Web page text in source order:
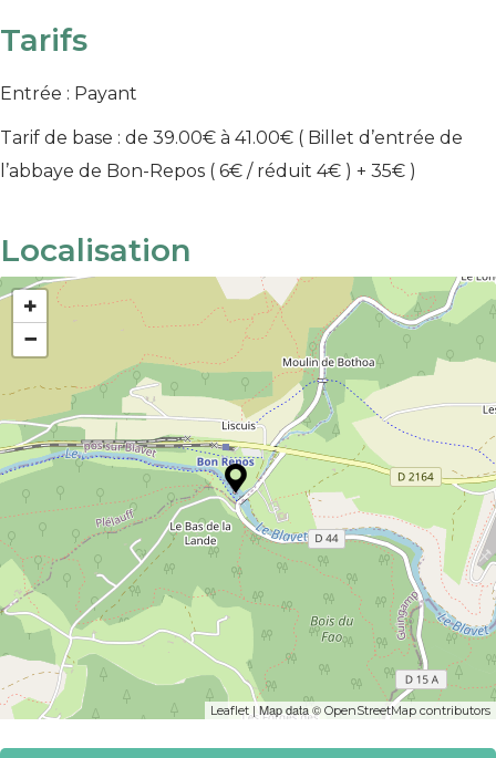
Tarifs
Entrée : Payant
Tarif de base : de 39.00€ à 41.00€ ( Billet d’entrée de
l’abbaye de Bon-Repos ( 6€ / réduit 4€ ) + 35€ )
Localisation
+
−
Leaflet | Map data © OpenStreetMap contributors